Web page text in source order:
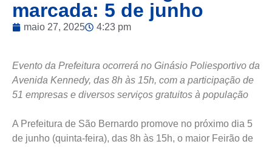
marcada: 5 de junho
maio 27, 2025 4:23 pm
Evento da Prefeitura ocorrerá no Ginásio Poliesportivo da
Avenida Kennedy, das 8h às 15h, com a participação de
51 empresas e diversos serviços gratuitos à população
A Prefeitura de São Bernardo promove no próximo dia 5
de junho (quinta-feira), das 8h às 15h, o maior Feirão de